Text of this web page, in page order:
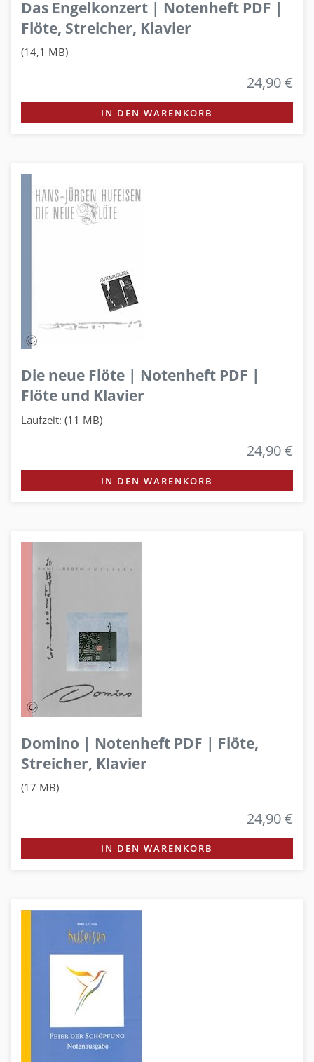
Das Engelkonzert | Notenheft PDF |
Flöte, Streicher, Klavier
(14,1 MB)
24,90 €
IN DEN WARENKORB
Die neue Flöte | Notenheft PDF |
Flöte und Klavier
Laufzeit: (11 MB)
24,90 €
IN DEN WARENKORB
Domino | Notenheft PDF | Flöte,
Streicher, Klavier
(17 MB)
24,90 €
IN DEN WARENKORB